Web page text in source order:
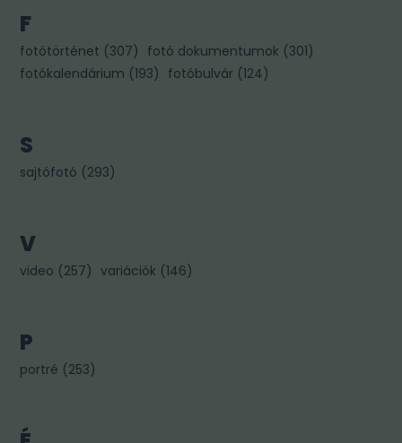
F
fotótörténet (307) fotó dokumentumok (301)
fotókalendárium (193) fotóbulvár (124)
S
sajtófotó (293)
V
video (257) variációk (146)
P
portré (253)